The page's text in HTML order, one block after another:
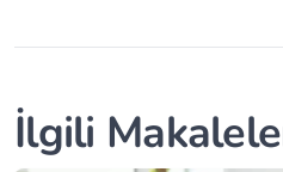
İlgili